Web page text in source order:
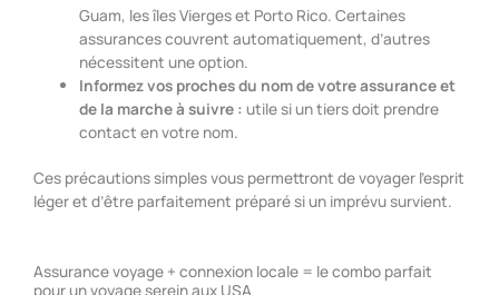
Guam, les îles Vierges et Porto Rico. Certaines
assurances couvrent automatiquement, d’autres
nécessitent une option.
Informez vos proches du nom de votre assurance et
de la marche à suivre : utile si un tiers doit prendre
contact en votre nom.
Ces précautions simples vous permettront de voyager l’esprit
léger et d’être parfaitement préparé si un imprévu survient.
Assurance voyage + connexion locale = le combo parfait
pour un voyage serein aux USA